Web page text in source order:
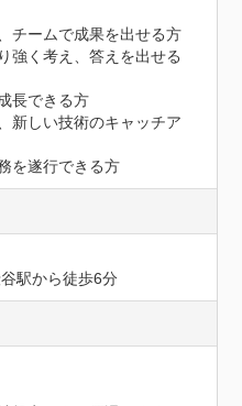
チームで成果を出せる方
強く考え、答えを出せる
長できる方
新しい技術のキャッチア
を遂行できる方
駅から徒歩6分